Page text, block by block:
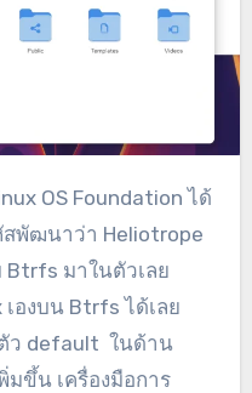
สพัฒนาว่า Heliotrope
มาในตัวเลย
องบน Btrfs ได้เลย
ตัว default ในด้าน
มขึ้น เครื่องมือการ